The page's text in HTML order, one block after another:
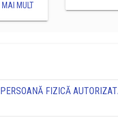
MAI MULT
FIZICĂ